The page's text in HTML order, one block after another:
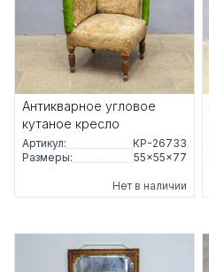
Антикварное угловое
кутаное кресло
Артикул:
КР-26733
Размеры:
55×55×77
Нет в наличии